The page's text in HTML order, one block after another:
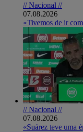
// Nacional //
07.08.2026
«Tivemos de ir
// Nacional //
07.08.2026
«Suárez teve uma